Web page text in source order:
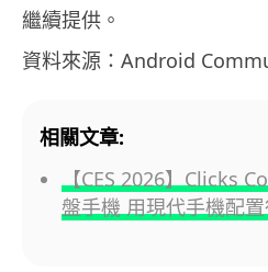
繼續提供。
資料來源：Android
相關文章:
【CES 2026】Clicks
盤手機 用現代手機配